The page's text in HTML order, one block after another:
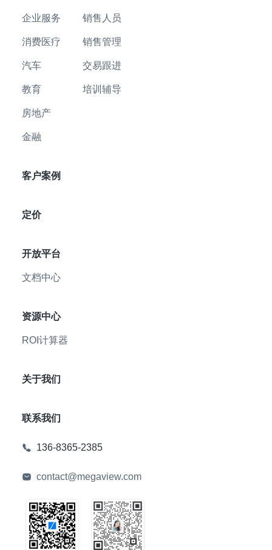
企业服务
消费医疗
汽车
教育
房地产
金融
销售人员
销售管理
交易跟进
培训辅导
客户案例
定价
开放平台
文档中心
资源中心
ROI计算器
关于我们
联系我们
136-8365-2385
contact@megaview.com